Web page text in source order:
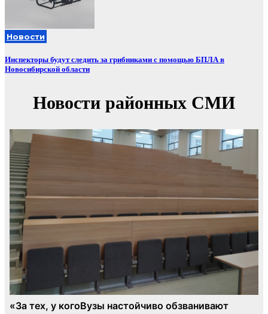
Новости
Инспекторы будут следить за грибниками с помощью БПЛА в
Новосибирской области